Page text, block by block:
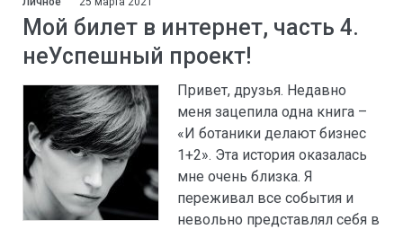
Мой билет в интернет, часть 4.
неУспешный проект!
Привет, друзья. Недавно
меня зацепила одна книга –
«И ботаники делают бизнес
1+2». Эта история оказалась
мне очень близка. Я
переживал все события и
невольно представлял себя в